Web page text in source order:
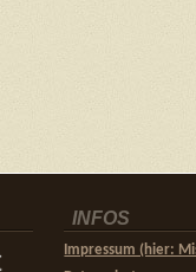
INFOS
Impressum (hier: